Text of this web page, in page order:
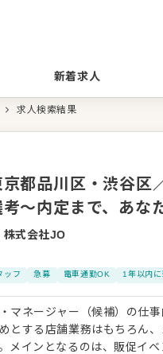
新着求人
求人検索結果
京都品川区・渋谷
～内定まで、あな
株式会社JO
ッフ 急募 電車通勤OK 1年以内
・マネージャー（候補）の仕
とする店舗業務はもちろん
メインとなるのは、販促イ